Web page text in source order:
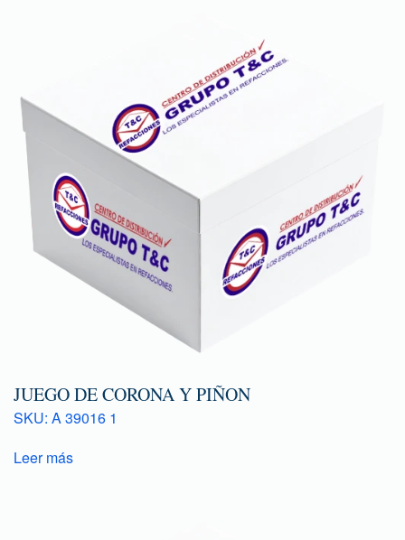
JUEGO DE CORONA Y PIÑON
SKU: A 39016 1
Leer más